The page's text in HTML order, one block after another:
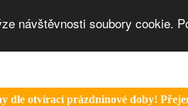
návštěvnosti soubory cookie.
dle otvírací prázdninové doby!